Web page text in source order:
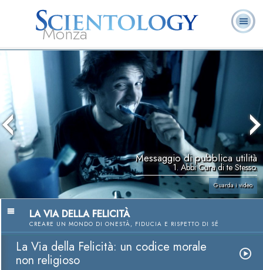
Monza
L. Ron Hubbard:
Fondatore
Che cos’è
Scientology?
Ministri
Volontari
Domande
ricorrenti
Messaggio di pubblica utilità
1. Abbi Cura di te Stesso.
Guarda i video
LA VIA DELLA FELICITÀ
CREARE UN MONDO DI ONESTÀ, FIDUCIA E RISPETTO DI SÉ
La Via della Felicità: un codice morale
non religioso